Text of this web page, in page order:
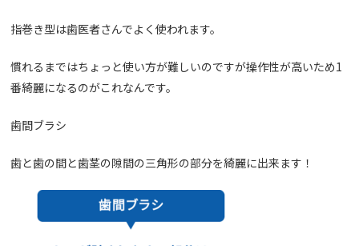
指巻き型は歯医者さんでよく使われます。
慣れるまではちょっと使い方が難しいのですが操作性が高いため1
番綺麗になるのがこれなんです。
歯間ブラシ
歯と歯の間と歯茎の隙間の三角形の部分を綺麗に出来ます！